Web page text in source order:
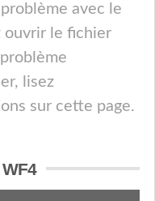
avec le
ouvrir le fichier
lisez
sur cette page.